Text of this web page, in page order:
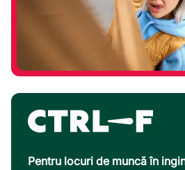
Pentru locuri de muncă în